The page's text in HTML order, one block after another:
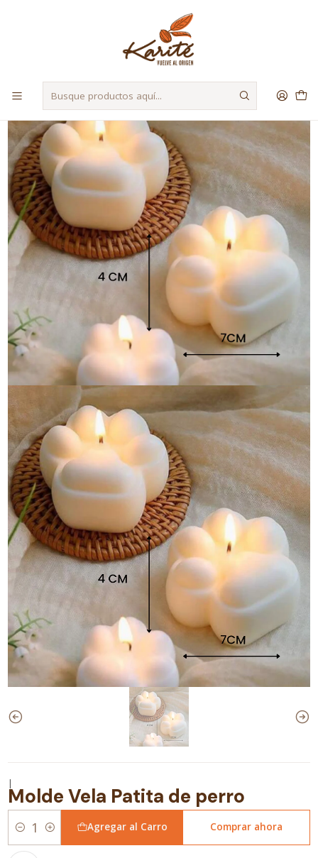
Despacho a Regiones a través de Starken y Bluexpress
Moldes Molde Vela Patita de perro
|
Molde Vela Patita de perro
Cantidad
Agregar al Carro Comprar ahora